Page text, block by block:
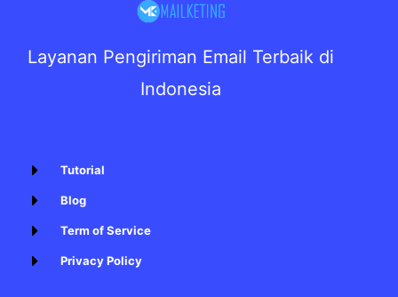
Layanan Pengiriman Email Terbaik di
Indonesia
Tutorial
Blog
Term of Service
Privacy Policy